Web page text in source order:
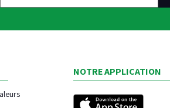
NOTRE APPLICATION